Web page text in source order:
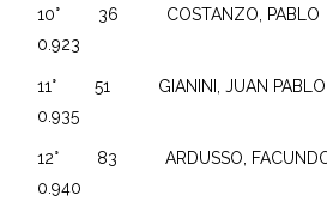
10° 36 COSTANZO,
0.923
11° 51 GIANINI, JUAN
0.935
12° 83 ARDUSSO,
0.940